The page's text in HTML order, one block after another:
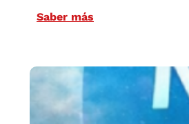
Saber más